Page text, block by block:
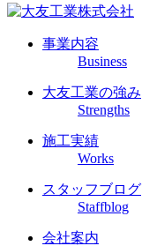
事業内容
Business
大友工業の強み
Strengths
施工実績
Works
スタッフブログ
Staffblog
会社案内